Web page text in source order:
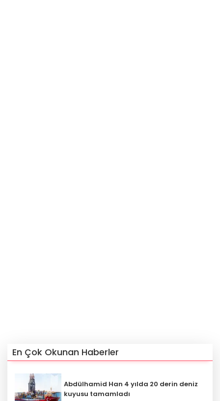
En Çok Okunan Haberler
Abdülhamid Han 4 yılda 20 derin deniz
kuyusu tamamladı